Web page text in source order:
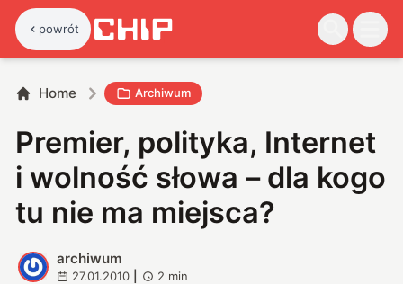
powrót
Home Archiwum
Premier, polityka, Internet
i wolność słowa – dla kogo
tu nie ma miejsca?
A
archiwum
27.01.2010 2 min